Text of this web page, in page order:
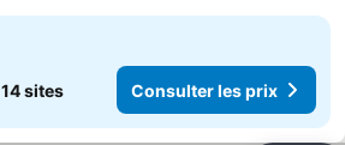
14 sites Consulter les prix